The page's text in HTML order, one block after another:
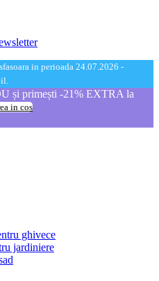
in perioada 24.07.2026 -
și primești -21% EXTRA la
in cos
ghivece
jardiniere